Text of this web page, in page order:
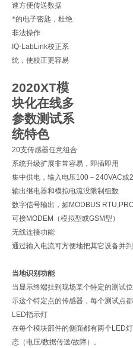
速方便传送数据
*的电子密匙，杜绝
非法操作
IQ-LabLink校正系
统，使校正更容易
2020XT模
块化在线多
参数测试系
统特色
20支传感器任意组合
系统升级扩展非常容易，即插即用
集中供电，输入电压100 － 240VAC或
输出继电器和模拟电流没限制组数
数字信号输出，如MODBUS
可接MODEM （模拟型或GSM型）
无线连接功能
通过输入电流可方便地把其它设备并到
当地识别功能
当显示终端挂到现场某个特定的测试
示这个特定点的传感器，每个测试点
LED指示灯
在每个模块部件的侧面都有两个LED
态（电压/数据传送/故障）。